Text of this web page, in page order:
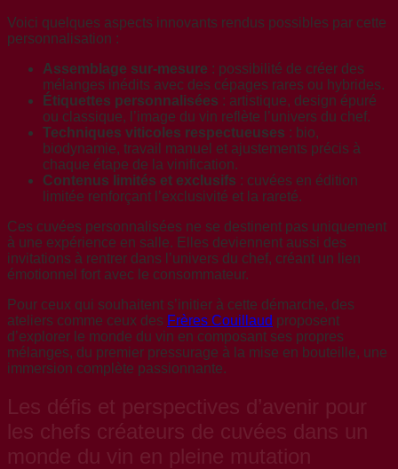
Voici quelques aspects innovants rendus possibles par cette
personnalisation :
Assemblage sur-mesure : possibilité de créer des
mélanges inédits avec des cépages rares ou hybrides.
Étiquettes personnalisées : artistique, design épuré
ou classique, l’image du vin reflète l’univers du chef.
Techniques viticoles respectueuses : bio,
biodynamie, travail manuel et ajustements précis à
chaque étape de la vinification.
Contenus limités et exclusifs : cuvées en édition
limitée renforçant l’exclusivité et la rareté.
Ces cuvées personnalisées ne se destinent pas uniquement
à une expérience en salle. Elles deviennent aussi des
invitations à rentrer dans l’univers du chef, créant un lien
émotionnel fort avec le consommateur.
Pour ceux qui souhaitent s’initier à cette démarche, des
ateliers comme ceux des Frères Couillaud proposent
d’explorer le monde du vin en composant ses propres
mélanges, du premier pressurage à la mise en bouteille, une
immersion complète passionnante.
Les défis et perspectives d’avenir pour
les chefs créateurs de cuvées dans un
monde du vin en pleine mutation